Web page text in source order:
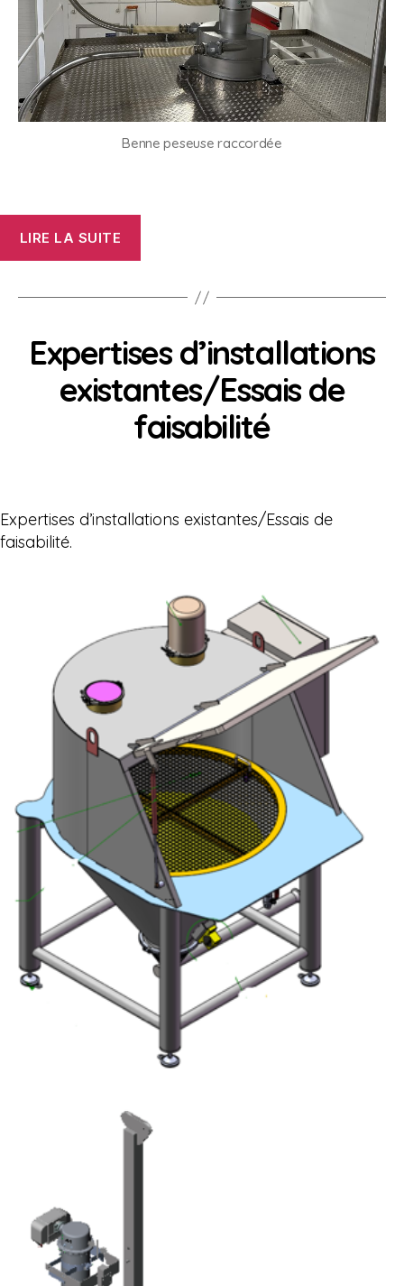
Benne peseuse raccordée
LIRE LA SUITE
MAIN
PROCESS
POUR
POUDRES
ALIMENTAIRES »
Expertises d’installations
existantes/Essais de
faisabilité
Expertises d’installations existantes/Essais de
faisabilité.